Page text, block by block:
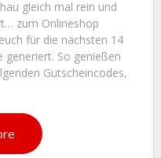
gleich mal rein und
zum Onlineshop
für die nächsten 14
generiert. So genießen
Gutscheincodes,